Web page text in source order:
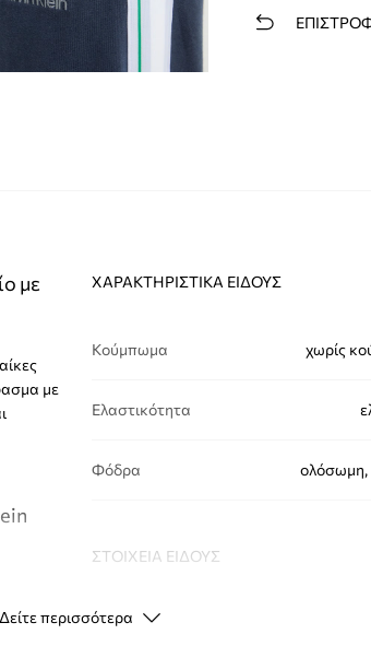
με
με
ΧΑΡΑΚΤΗΡΙΣΤΙΚΆ ΕΊΔΟΥΣ
Κούμπωμα χωρίς
Ελαστικότητα
Φόδρα ολόσωμη,
ΣΤΟΙΧΕΊΑ ΕΊΔΟΥΣ
Κωδικός
Δείτε περισσότερα